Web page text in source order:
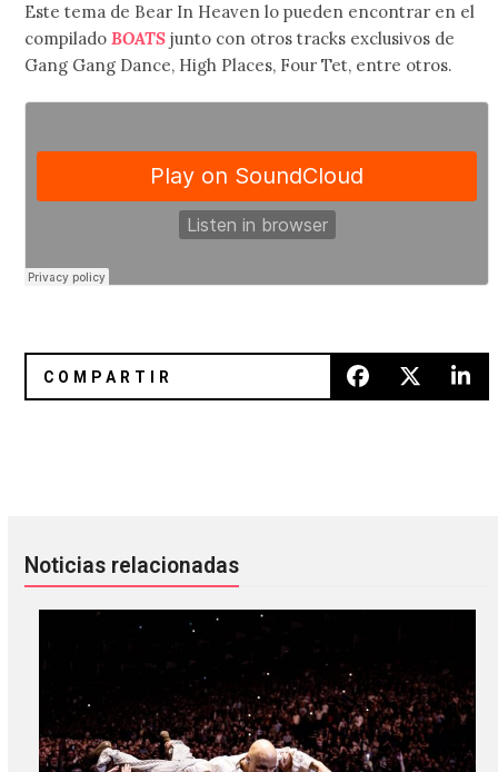
Este tema de Bear In Heaven lo pueden encontrar en el
compiladoBOATS junto con otros tracks exclusivos de
Gang Gang Dance, High Places, Four Tet, entre otros.
Noticias relacionadas